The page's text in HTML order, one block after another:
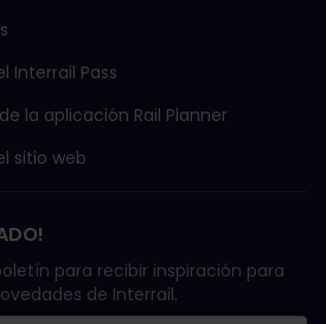
Interrail Pass
la aplicación Rail Planner
sitio web
para recibir inspiración para
de Interrail.